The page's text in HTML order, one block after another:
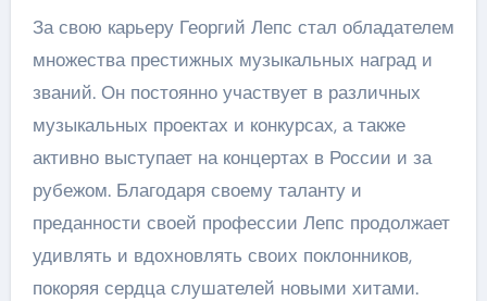
За свою карьеру Георгий Лепс стал обладателем
множества престижных музыкальных наград и
званий. Он постоянно участвует в различных
музыкальных проектах и конкурсах, а также
активно выступает на концертах в России и за
рубежом. Благодаря своему таланту и
преданности своей профессии Лепс продолжает
удивлять и вдохновлять своих поклонников,
покоряя сердца слушателей новыми хитами.